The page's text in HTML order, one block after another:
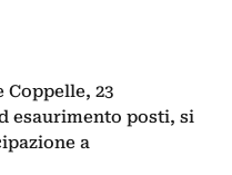
Coppelle, 23
esaurimento posti, si
a